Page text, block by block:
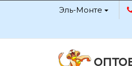
Эль-Монте